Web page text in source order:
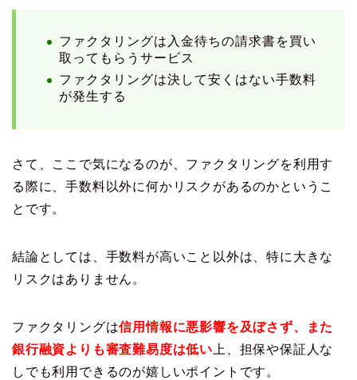
ファクタリングは入金待ちの請求書を買い
取ってもらうサービス
ファクタリングは決して安くはない手数料
が発生する
さて、ここで気になるのが、ファクタリングを利用す
る際に、手数料以外に何かリスクがあるのかというこ
とです。
結論としては、手数料が高いこと以外は、特に大きな
リスクはありません。
ファクタリングは信用情報に悪影響を及ぼさず、また
銀行融資よりも審査難易度は低い 上、担保や保証人な
しでも利用できるのが嬉しいポイントです。